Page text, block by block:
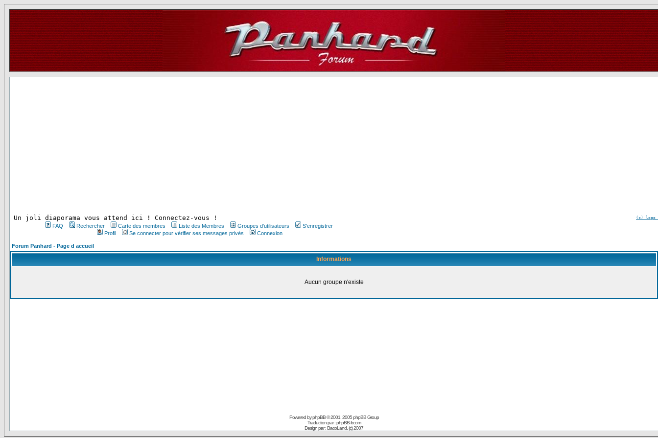
Un joli diaporama vous attend ici ! Connectez-vous ! (c) logo
FAQ Rechercher Carte des membres Liste des Membres Groupes d'utilisateurs
S'enregistrer
Profil
Se connecter pour vérifier ses messages privés Connexion
Forum Panhard - Page d accueil
Informations
Aucun groupe n'existe
Powered byphpBB© 2001, 2005 phpBB Group
Traduction par :phpBB-fr.com
Design par :BacoLand, (c) 2007